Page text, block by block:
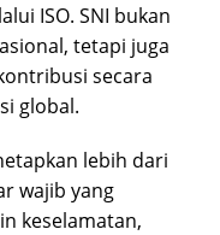
ISO. SNI bukan
tetapi juga
secara
global.
lebih dari
wajib yang
keselamatan,